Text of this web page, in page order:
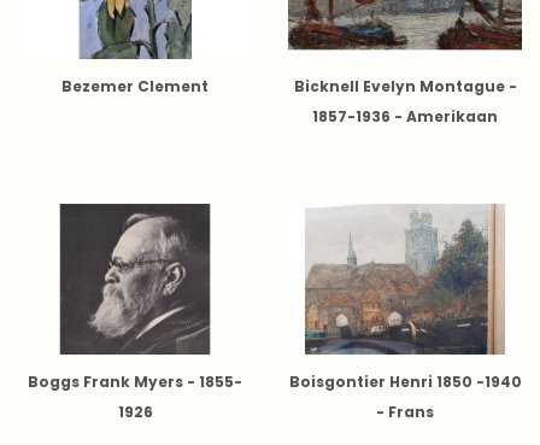
Bezemer Clement
Bicknell Evelyn Montague -
1857-1936 - Amerikaan
Boggs Frank Myers - 1855-
1926
Boisgontier Henri 1850 -1940
- Frans